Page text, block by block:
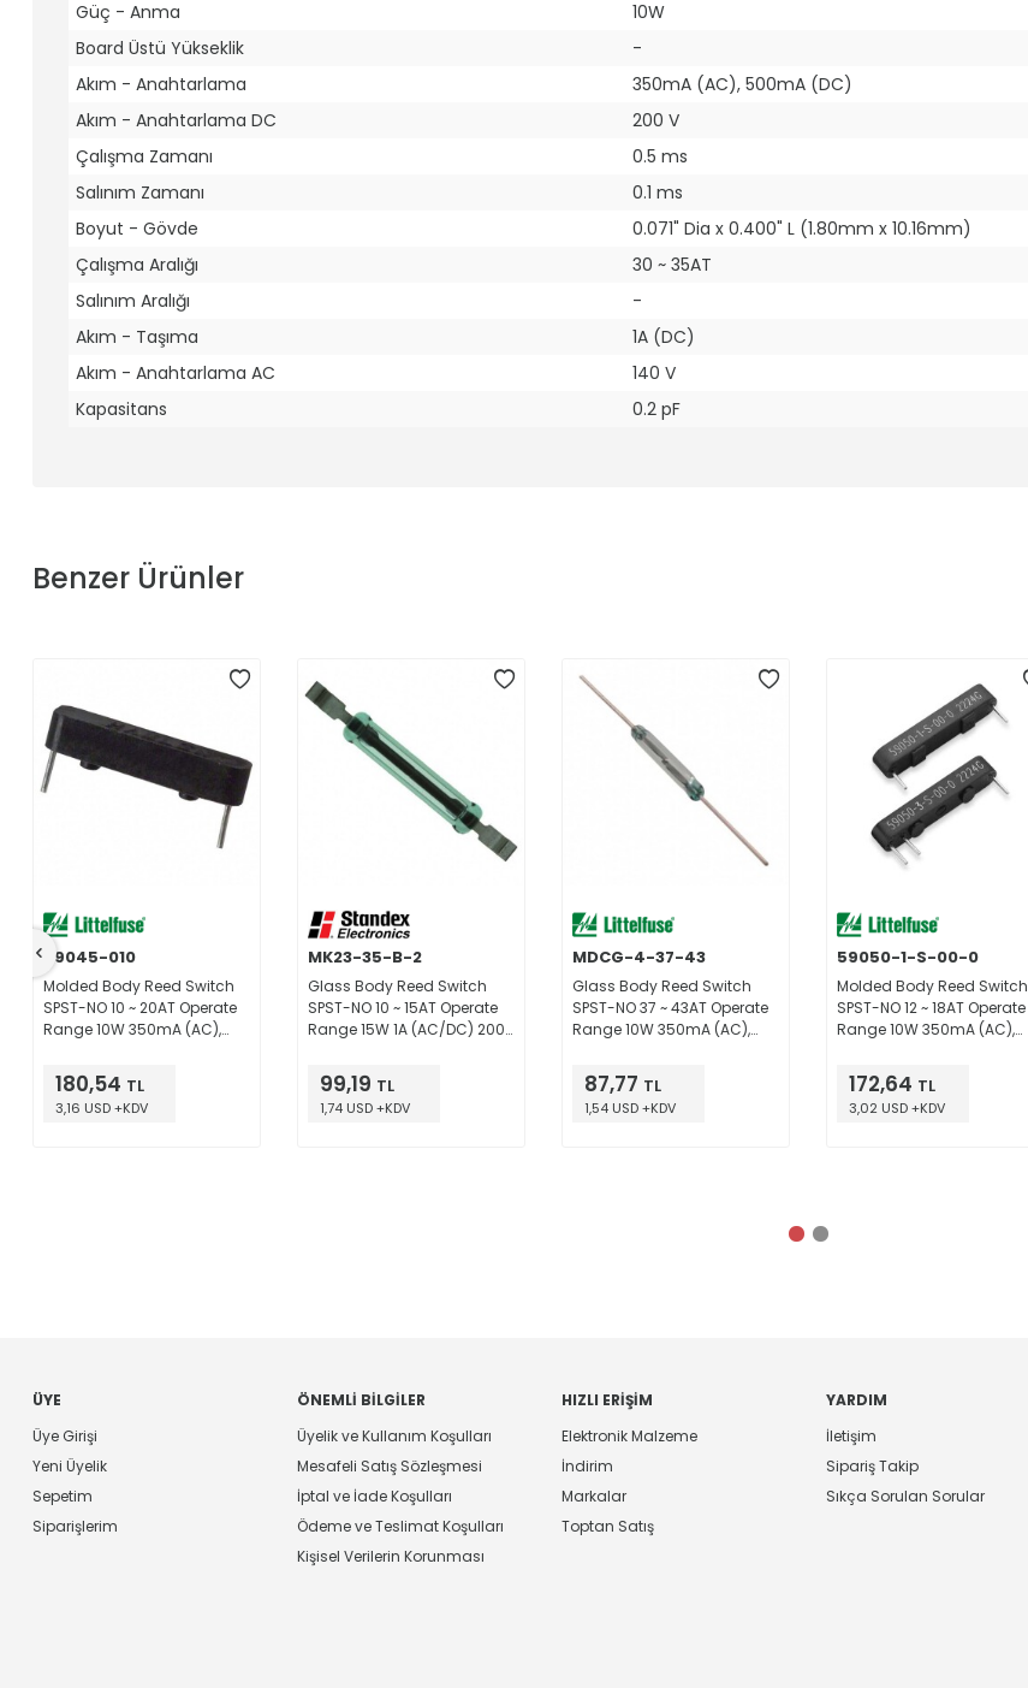
Güç - Anma
10W
Board Üstü Yükseklik
-
Akım - Anahtarlama
350mA (AC), 500mA (DC)
Akım - Anahtarlama DC
200 V
Çalışma Zamanı
0.5 ms
Salınım Zamanı
0.1 ms
Boyut - Gövde
0.071" Dia x 0.400" L (1.80mm x 10.16mm)
Çalışma Aralığı
30 ~ 35AT
Salınım Aralığı
-
Akım - Taşıma
1A (DC)
Akım - Anahtarlama AC
140 V
Kapasitans
0.2 pF
Benzer Ürünler
59045-010
Molded Body Reed Switch
SPST-NO 10 ~ 20AT Operate
Range 10W 350mA (AC),
Hole
180,54 TL
3,16 USD +KDV
MK23-35-B-2
Glass Body Reed Switch
SPST-NO 10 ~ 15AT Operate
Range 15W 1A (AC/DC) 200
99,19 TL
1,74 USD +KDV
MDCG-4-37-43
Glass Body Reed Switch
SPST-NO 37 ~ 43AT Operate
Range 10W 350mA (AC),
Hole
87,77 TL
1,54 USD +KDV
59050-1-S-00-0
Molded Body Reed Switch
SPST-NO 12 ~ 18AT Operate
Range 10W 350mA (AC),
Hole
172,64 TL
3,02 USD +KDV
ÜYE
Üye Girişi
Yeni Üyelik
Sepetim
Siparişlerim
ÖNEMLI BILGILER
Üyelik ve Kullanım Koşulları
Mesafeli Satış Sözleşmesi
İptal ve İade Koşulları
Ödeme ve Teslimat Koşulları
Kişisel Verilerin Korunması
HIZLI ERIŞIM
Elektronik Malzeme
İndirim
Markalar
Toptan Satış
YARDIM
İletişim
Sipariş Takip
Sıkça Sorulan Sorular